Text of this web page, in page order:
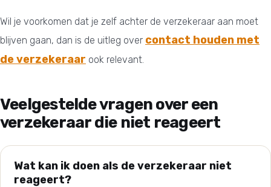
Wil je voorkomen dat je zelf achter de verzekeraar aan moet
blijven gaan, dan is de uitleg over contact houden met
de verzekeraar ook relevant.
Veelgestelde vragen over een
verzekeraar die niet reageert
Wat kan ik doen als de verzekeraar niet
reageert?